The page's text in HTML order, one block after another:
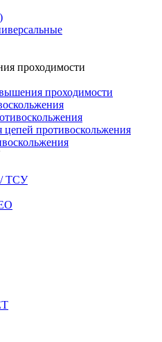
проходимости
проходимости
цепей противоскольжения
ТСУ